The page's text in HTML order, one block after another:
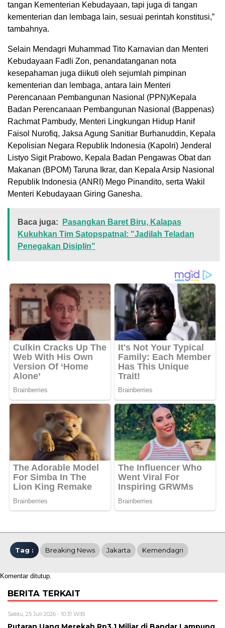
tangan Kementerian Kebudayaan, tapi juga di tangan
kementerian dan lembaga lain, sesuai perintah konstitusi,”
tambahnya.
Selain Mendagri Muhammad Tito Karnavian dan Menteri
Kebudayaan Fadli Zon, penandatanganan nota
kesepahaman juga diikuti oleh sejumlah pimpinan
kementerian dan lembaga, antara lain Menteri
Perencanaan Pembangunan Nasional (PPN)/Kepala
Badan Perencanaan Pembangunan Nasional (Bappenas)
Rachmat Pambudy, Menteri Lingkungan Hidup Hanif
Faisol Nurofiq, Jaksa Agung Sanitiar Burhanuddin, Kepala
Kepolisian Negara Republik Indonesia (Kapolri) Jenderal
Listyo Sigit Prabowo, Kepala Badan Pengawas Obat dan
Makanan (BPOM) Taruna Ikrar, dan Kepala Arsip Nasional
Republik Indonesia (ANRI) Mego Pinandito, serta Wakil
Menteri Kebudayaan Giring Ganesha.
Baca juga:
Pasangkan Baret Biru, Kalapas
Kukuhkan Tim Satopspatnal: "Jadilah Teladan
Penegakan Disiplin"
Tag : Breaking News Jakarta Kemendagri
Komentar ditutup.
BERITA TERKAIT
Sabtu, 25 Juli 2026 - 10:31 WIB